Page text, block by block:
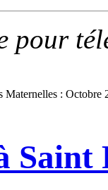
pour
Maternelles : Octobre
Saint